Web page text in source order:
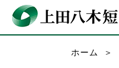
ホーム